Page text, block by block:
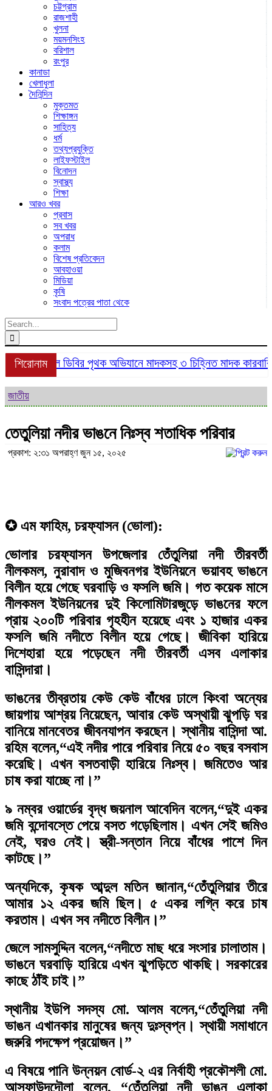
চট্টগ্রাম
রাজশাহী
খুলনা
ময়মনসিংহ
বরিশাল
রংপুর
কানাডা
খেলাধুলা
দৈনিন্দিন
মুক্তমত
শিক্ষাঙ্গন
সাহিত্য
ধর্ম
তথ্যপ্রযুক্তি
লাইফস্টাইল
বিনোদন
স্বাস্থ্য
শিক্ষা
আরও খবর
প্রবাস
সব খবর
অপরাধ
কলাম
বিশেষ প্রতিবেদন
আবহাওয়া
মিডিয়া
কৃষি
সংবাদ পত্রের পাতা থেকে
Search
for:
শিরোনাম
শ্রীমঙ্গলে ডিবির পৃথক অভিযানে মাদকসহ ৩ চিহ্নিত মাদক কারবারি
জাতীয়
তেতুলিয়া নদীর ভাঙনে নিঃস্ব শতাধিক পরিবার
প্রকাশ: ২:৩১ অপরাহ্ণ জুন ১৫, ২০২৫
✪ এম ফাহিম, চরফ্যাসন (ভোলা):
ভোলার চরফ্যাসন উপজেলার তেঁতুলিয়া নদী তীরবর্তী
নীলকমল, নুরাবাদ ও মুজিবনগর ইউনিয়নে ভয়াবহ ভাঙনে
বিলীন হয়ে গেছে ঘরবাড়ি ও ফসলি জমি। গত কয়েক মাসে
নীলকমল ইউনিয়নের দুই কিলোমিটারজুড়ে ভাঙনের ফলে
প্রায় ২০০টি পরিবার গৃহহীন হয়েছে এবং ১ হাজার একর
ফসলি জমি নদীতে বিলীন হয়ে গেছে। জীবিকা হারিয়ে
দিশেহারা হয়ে পড়েছেন নদী তীরবর্তী এসব এলাকার
বাসিন্দারা।
ভাঙনের তীব্রতায় কেউ কেউ বাঁধের ঢালে কিংবা অন্যের
জায়গায় আশ্রয় নিয়েছেন, আবার কেউ অস্থায়ী ঝুপড়ি ঘর
বানিয়ে মানবেতর জীবনযাপন করছেন। স্থানীয় বাসিন্দা আ.
রহিম বলেন,“এই নদীর পারে পরিবার নিয়ে ৫০ বছর বসবাস
করেছি। এখন বসতবাড়ী হারিয়ে নিঃস্ব। জমিতেও আর
চাষ করা যাচ্ছে না।”
৯ নম্বর ওয়ার্ডের বৃদ্ধ জয়নাল আবেদিন বলেন,“দুই একর
জমি বন্দোবস্তে পেয়ে বসত গড়েছিলাম। এখন সেই জমিও
নেই, ঘরও নেই। স্ত্রী-সন্তান নিয়ে বাঁধের পাশে দিন
কাটছে।”
অন্যদিকে, কৃষক আব্দুল মতিন জানান,“তেঁতুলিয়ার তীরে
আমার ১২ একর জমি ছিল। ৫ একর লগ্নি করে চাষ
করতাম। এখন সব নদীতে বিলীন।”
জেলে সামসুদ্দিন বলেন,“নদীতে মাছ ধরে সংসার চালাতাম।
ভাঙনে ঘরবাড়ি হারিয়ে এখন ঝুপড়িতে থাকছি। সরকারের
কাছে ঠাঁই চাই।”
স্থানীয় ইউপি সদস্য মো. আলম বলেন,“তেঁতুলিয়া নদী
ভাঙন এখানকার মানুষের জন্য দুঃস্বপ্ন। স্থায়ী সমাধানে
জরুরি পদক্ষেপ প্রয়োজন।”
এ বিষয়ে পানি উন্নয়ন বোর্ড-২ এর নির্বাহী প্রকৌশলী মো.
আসফাউদদৌলা বলেন, “তেঁতুলিয়া নদী ভাঙন এলাকা